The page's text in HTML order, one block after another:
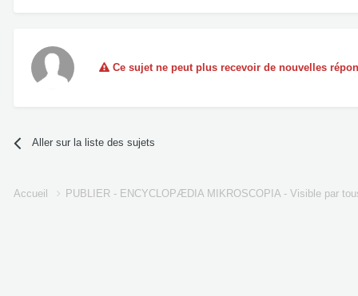
Ce sujet ne peut plus recevoir de nouvelles
Aller sur la liste des sujets
Accueil PUBLIER - ENCYCLOPÆDIA MIKROSCOPIA - Visible par